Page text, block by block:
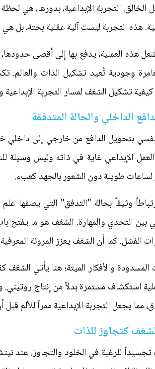
التجربة الإبداعية، بدورها، هي
هذه التجربة ليست آلية عقلية بحتة، بل
هذه العملية، يدفع بها إلى أقصى
وجودية تُعيد تشكيل الذات
تشكيل الشغف لمسار التجربة
الداخلي والحالة المتدفقة
بتحويل الدافع من خارجي إلى
الإبداعي غاية في ذاته وليس وسيلة
لساعات طويلة دون الشعور بالجهد كعبء.
وثيقاً بحالة "التدفق" التي يصفها
بين التحدي والمهارة. الشغف هو ما
الفشل. كما أن الشغف يعزز المرونة
المسدودة والأفكار الميتة؛ هنا يأتي
استكشاف مستمرة بدلاً من إنتاج
مما يجعل التجربة الإبداعية ممراً للألم
كتجاوز للذات
للرغبة في الخلود والتجاوز. عند